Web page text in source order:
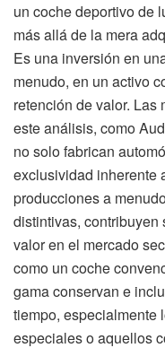
un coche deportivo de
más allá de la mera
Es una inversión en
menudo, en un activo
retención de valor. Las
este análisis, como
no solo fabrican
exclusividad inherente
producciones a
distintivas, contribuyen
valor en el mercado
como un coche
gama conservan e
tiempo, especialmente
especiales o aquellos